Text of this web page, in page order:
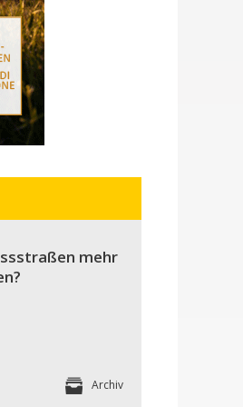
mehr
Archiv